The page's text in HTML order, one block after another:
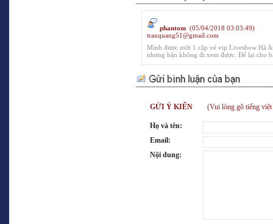
phantom (05/04/2018 03:03:49)
tranquang51@gmail.com
Mình được mời 1 cặp vé vip Liveshow Hà
nhưng bận không đi xem được. Để lại cho
GỬI Ý KIẾN (Vui lòng gõ tiếng việt
Họ và tên:
Email:
Nội dung: